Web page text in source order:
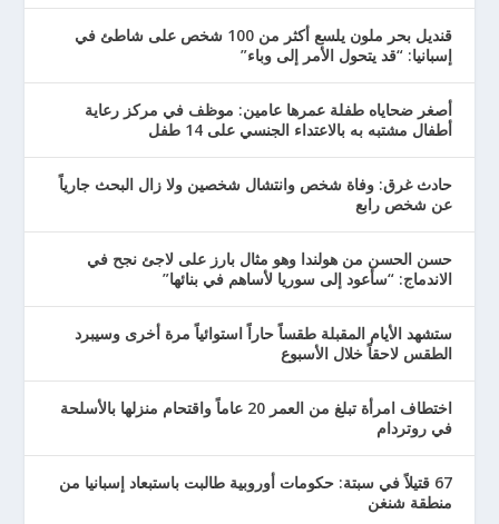
قنديل بحر ملون يلسع أكثر من 100 شخص على شاطئ في
إسبانيا: “قد يتحول الأمر إلى وباء”
أصغر ضحاياه طفلة عمرها عامين: موظف في مركز رعاية
أطفال مشتبه به بالاعتداء الجنسي على 14 طفل
حادث غرق: وفاة شخص وانتشال شخصين ولا زال البحث جارياً
عن شخص رابع
حسن الحسن من هولندا وهو مثال بارز على لاجئ نجح في
الاندماج: “سأعود إلى سوريا لأساهم في بنائها”
ستشهد الأيام المقبلة طقساً حاراً استوائياً مرة أخرى وسيبرد
الطقس لاحقاً خلال الأسبوع
اختطاف امرأة تبلغ من العمر 20 عاماً واقتحام منزلها بالأسلحة
في روتردام
67 قتيلاً في سبتة: حكومات أوروبية طالبت باستبعاد إسبانيا من
منطقة شنغن